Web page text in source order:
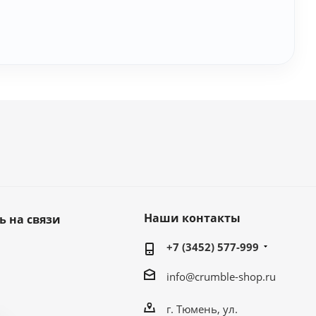
на связи Наши контакты
+7 (3452) 577-999
info@crumble-shop.ru
г. Тюмень, ул.